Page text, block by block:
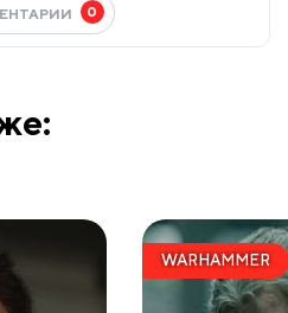
0
WARHAMMER